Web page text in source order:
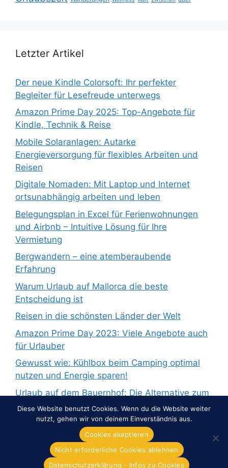
Letzter Artikel
Der neue Kindle Colorsoft: Ihr perfekter
Begleiter für Lesefreude unterwegs
Amazon Prime Day 2025: Top-Angebote für
Kindle, Technik & Reise
Mobile Solaranlagen: Autarke
Energieversorgung für flexibles Arbeiten und
Reisen
Digitale Nomaden: Mit Laptop und Internet
ortsunabhängig arbeiten und leben
Belegungsplan in Excel für Ferienwohnungen
und Airbnb – Intuitive Lösung für Ihre
Vermietung
Bergwandern – eine atemberaubende
Erfahrung
Warum Urlaub auf Mallorca die beste
Entscheidung ist
Reisen in die schönsten Länder der Welt
Amazon Prime Day 2023: Viele Angebote auch
für Urlauber
Gewusst wie: Kühlbox beim Camping optimal
nutzen und Energie sparen!
Urlaub auf dem Bauernhof: Die Alternative zum
Pauschalurlaub
© 2026 Overnight-Europe.de• Erstellt mit
GeneratePress
Diese Website benutzt Cookies. Wenn du die Website weiter
nutzt, gehen wir von deinem Einverständnis aus.
Cookies akeptieren
Nicht erforderliche Cookies ablehnen
Datenschutzerklärung - Infos zu Cookies